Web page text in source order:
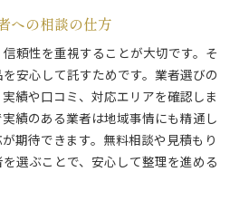
への相談の仕方
頼性を重視することが大切です。そ
安心して託すためです。業者選びの
績や口コミ、対応エリアを確認しま
績のある業者は地域事情にも精通し
期待できます。無料相談や見積もり
選ぶことで、安心して整理を進める